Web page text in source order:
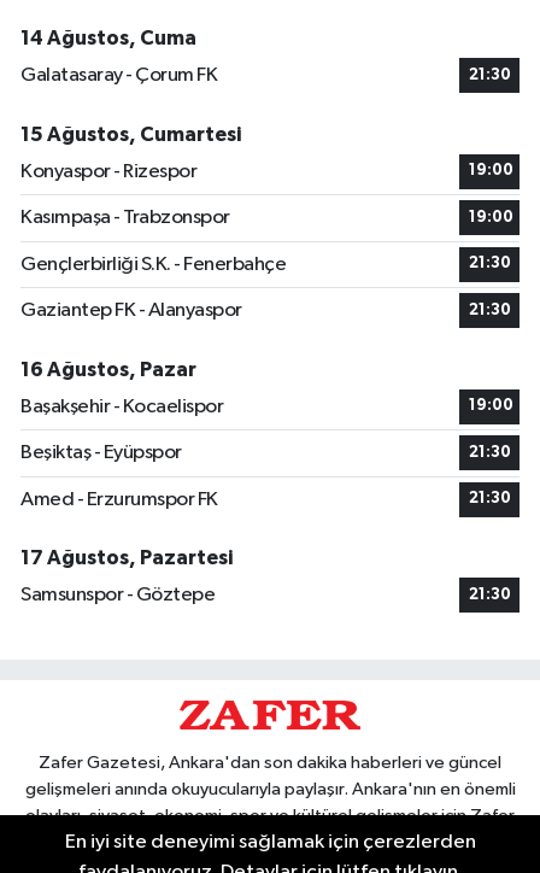
14 Ağustos, Cuma
Galatasaray - Çorum FK
21:30
15 Ağustos, Cumartesi
Konyaspor - Rizespor
19:00
Kasımpaşa - Trabzonspor 19:00
Gençlerbirliği S.K. - Fenerbahçe 21:30
Gaziantep FK - Alanyaspor 21:30
16 Ağustos, Pazar
Başakşehir - Kocaelispor
19:00
Beşiktaş - Eyüpspor 21:30
Amed - Erzurumspor FK 21:30
17 Ağustos, Pazartesi
Samsunspor - Göztepe
21:30
Zafer Gazetesi, Ankara'dan son dakika haberleri ve güncel
gelişmeleri anında okuyucularıyla paylaşır. Ankara'nın en önemli
olayları, siyaset, ekonomi, spor ve kültürel gelişmeler için Zafer
Gazetesi'ni takip edin. Başkentin güvendiği haber kaynağı.
En iyi site deneyimi sağlamak için çerezlerden